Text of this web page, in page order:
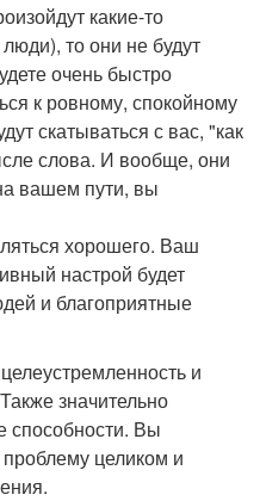
какие-то
то они не будут
очень быстро
к ровному, спокойному
скатываться с вас, "как
слова. И вообще, они
вашем пути, вы
хорошего. Ваш
настрой будет
и благоприятные
и
значительно
способности. Вы
целиком и